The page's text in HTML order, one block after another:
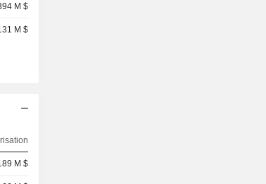
M $
M $
M $